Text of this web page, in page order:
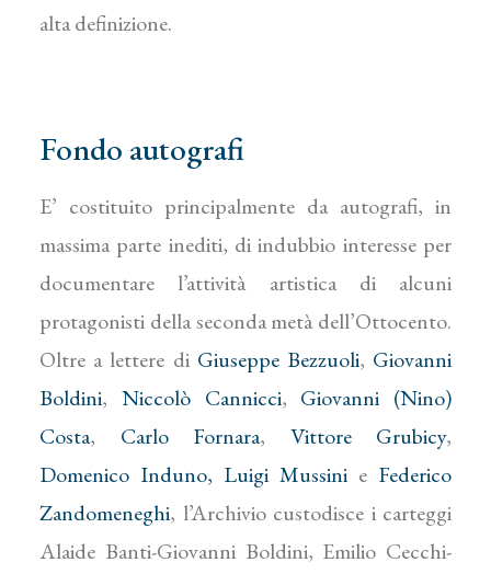
alta definizione.
Fondo autografi
E’ costituito principalmente da autografi, in
massima parte inediti, di indubbio interesse per
documentare l’attività artistica di alcuni
protagonisti della seconda metà dell’Ottocento.
Oltre a lettere di Giuseppe Bezzuoli, Giovanni
Boldini, Niccolò Cannicci, Giovanni (Nino)
Costa, Carlo Fornara, Vittore Grubicy,
Domenico Induno, Luigi Mussinie Federico
Zandomeneghi, l’Archivio custodisce i carteggi
Alaide Banti-Giovanni Boldini, Emilio Cecchi-